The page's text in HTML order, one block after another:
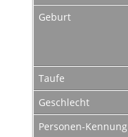
Geburt
Taufe
Geschlecht
Personen-Kennung